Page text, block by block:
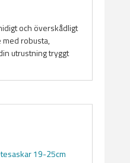
och överskådligt
med robusta,
utrustning tryggt
19-25cm